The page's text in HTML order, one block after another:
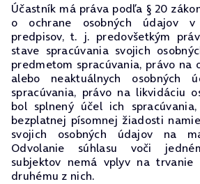
Účastník má práva podľa § 20
o ochrane osobných údajov v
predpisov, t. j. predovšetkým
stave spracúvania svojich
predmetom spracúvania, právo na
alebo neaktuálnych osobných
spracúvania, právo na likvidáciu
bol splnený účel ich
bezplatnej písomnej žiadosti
svojich osobných údajov na
Odvolanie súhlasu voči
subjektov nemá vplyv na trvanie
druhému z nich.